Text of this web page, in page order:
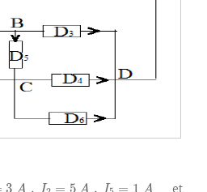
3 A , I = 5 A , I = 1 A
A I 5 5 =1 et